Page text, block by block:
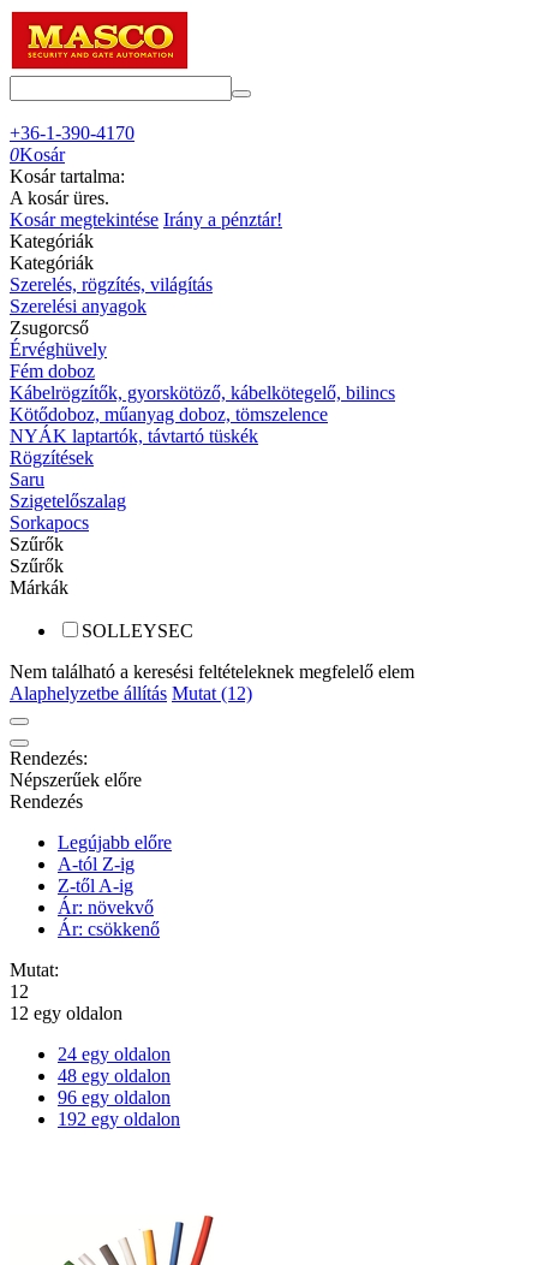
+36-1-390-4170
0Kosár
Kosár tartalma:
A kosár üres.
Kosár megtekintése Irány a pénztár!
Kategóriák
Kategóriák
Szerelés, rögzítés, világítás
Szerelési anyagok
Zsugorcső
Érvéghüvely
Fém doboz
Kábelrögzítők, gyorskötöző, kábelkötegelő, bilincs
Kötődoboz, műanyag doboz, tömszelence
NYÁK laptartók, távtartó tüskék
Rögzítések
Saru
Szigetelőszalag
Sorkapocs
Szűrők
Szűrők
Márkák
SOLLEYSEC
Nem található a keresési feltételeknek megfelelő elem
Alaphelyzetbe állítás Mutat (12)
Rendezés:
Népszerűek előre
Rendezés
Legújabb előre
A-tól Z-ig
Z-től A-ig
Ár: növekvő
Ár: csökkenő
Mutat:
12
12 egy oldalon
24 egy oldalon
48 egy oldalon
96 egy oldalon
192 egy oldalon